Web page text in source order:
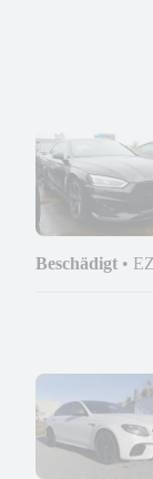
Beschädigt •